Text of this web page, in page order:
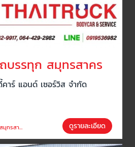
บรรทุก สมุทรสาคร
าร์ แอนด์ เซอร์วิส จำกัด
รสาคร ดูรายละเอียด